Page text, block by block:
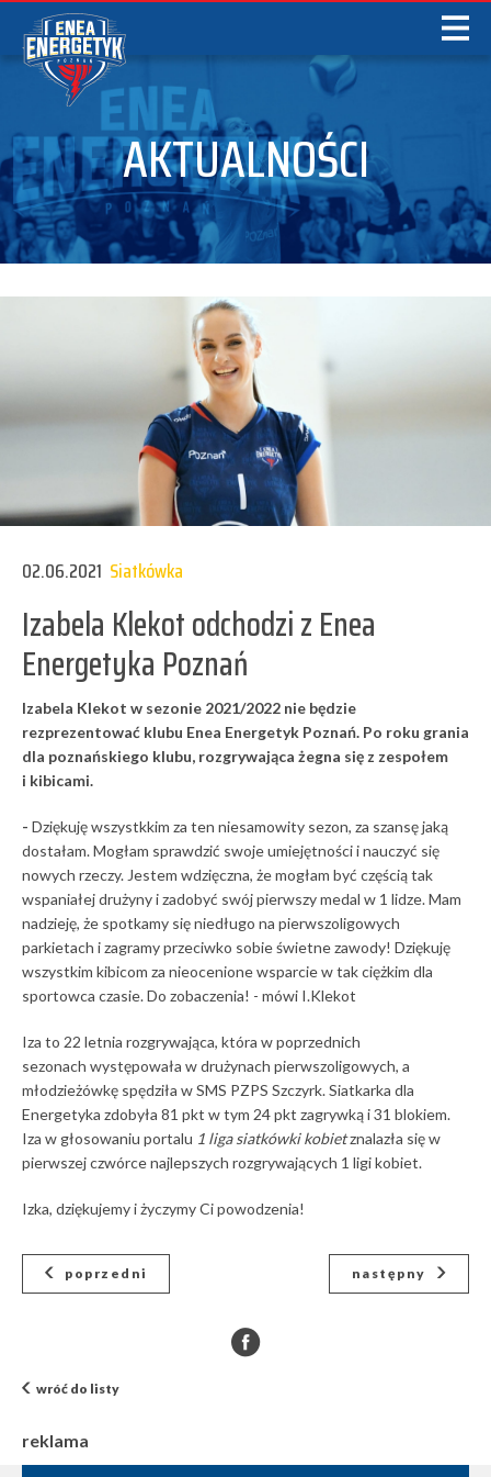
AKTUALNOŚCI
02.06.2021 Siatkówka
Izabela Klekot odchodzi z Enea
Energetyka Poznań
Izabela Klekot w sezonie 2021/2022 nie będzie
rezprezentować klubu Enea Energetyk Poznań. Po roku grania
dla poznańskiego klubu, rozgrywająca żegna się z zespołem
i kibicami.
- Dziękuję wszystkkim za ten niesamowity sezon, za szansę jaką
dostałam. Mogłam sprawdzić swoje umiejętności i nauczyć się
nowych rzeczy. Jestem wdzięczna, że mogłam być częścią tak
wspaniałej drużyny i zadobyć swój pierwszy medal w 1 lidze. Mam
nadzieję, że spotkamy się niedługo na pierwszoligowych
parkietach i zagramy przeciwko sobie świetne zawody! Dziękuję
wszystkim kibicom za nieocenione wsparcie w tak ciężkim dla
sportowca czasie. Do zobaczenia! - mówi I.Klekot
Iza to 22 letnia rozgrywająca, która w poprzednich
sezonach występowała w drużynach pierwszoligowych, a
młodzieżówkę spędziła w SMS PZPS Szczyrk. Siatkarka dla
Energetyka zdobyła 81 pkt w tym 24 pkt zagrywką i 31 blokiem.
Iza w głosowaniu portalu 1 liga siatkówki kobietznalazła się w
pierwszej czwórce najlepszych rozgrywających 1 ligi kobiet.
Izka, dziękujemy i życzymy Ci powodzenia!
poprzedni następny
wróć do listy
reklama